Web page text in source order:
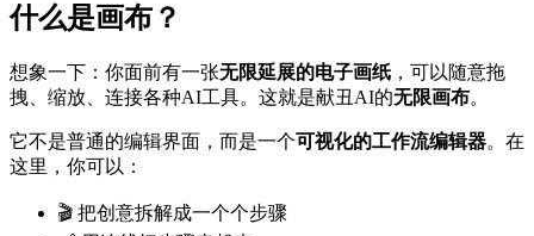
什么是画布？
想象一下：你面前有一张无限延展的电子画纸 ，可以随意拖
拽、缩放、连接各种AI工具。这就是献丑AI的无限画布。
它不是普通的编辑界面，而是一个可视化的工作流编辑器。在
这里，你可以：
🎬 把创意拆解成一个个步骤